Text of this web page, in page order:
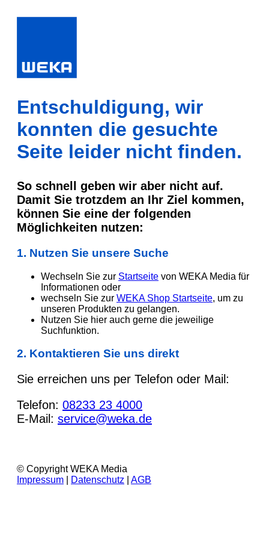
Entschuldigung, wir
konnten die gesuchte
Seite leider nicht finden.
So schnell geben wir aber nicht auf.
Damit Sie trotzdem an Ihr Ziel kommen,
können Sie eine der folgenden
Möglichkeiten nutzen:
1. Nutzen Sie unsere Suche
Wechseln Sie zur Startseite von WEKA Media für
Informationen oder
wechseln Sie zur WEKA Shop Startseite, um zu
unseren Produkten zu gelangen.
Nutzen Sie hier auch gerne die jeweilige
Suchfunktion.
2. Kontaktieren Sie uns direkt
Sie erreichen uns per Telefon oder Mail:
Telefon: 08233 23 4000
E-Mail: service@weka.de
© Copyright WEKA Media
Impressum
Datenschutz AGB